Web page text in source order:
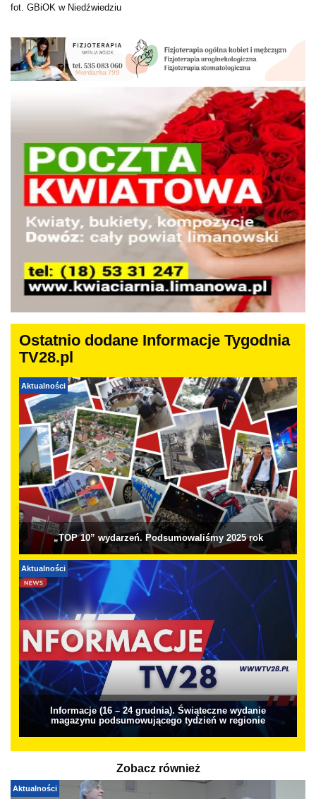
fot. GBiOK w Niedźwiedziu
Ostatnio dodane Informacje Tygodnia
TV28.pl
Aktualności
„TOP 10” wydarzeń. Podsumowaliśmy 2025 rok
Aktualności
Informacje (16 – 24 grudnia). Świąteczne wydanie
magazynu podsumowującego tydzień w regionie
Zobacz również
Aktualności